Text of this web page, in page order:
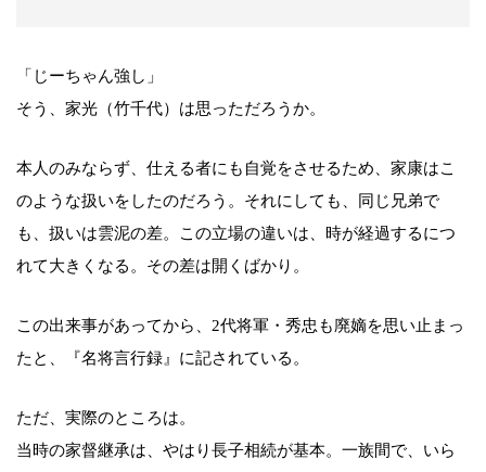
「じーちゃん強し」
そう、家光（竹千代）は思っただろうか。
本人のみならず、仕える者にも自覚をさせるため、家康はこ
のような扱いをしたのだろう。それにしても、同じ兄弟で
も、扱いは雲泥の差。この立場の違いは、時が経過するにつ
れて大きくなる。その差は開くばかり。
この出来事があってから、2代将軍・秀忠も廃嫡を思い止まっ
たと、『名将言行録』に記されている。
ただ、実際のところは。
当時の家督継承は、やはり長子相続が基本。一族間で、いら